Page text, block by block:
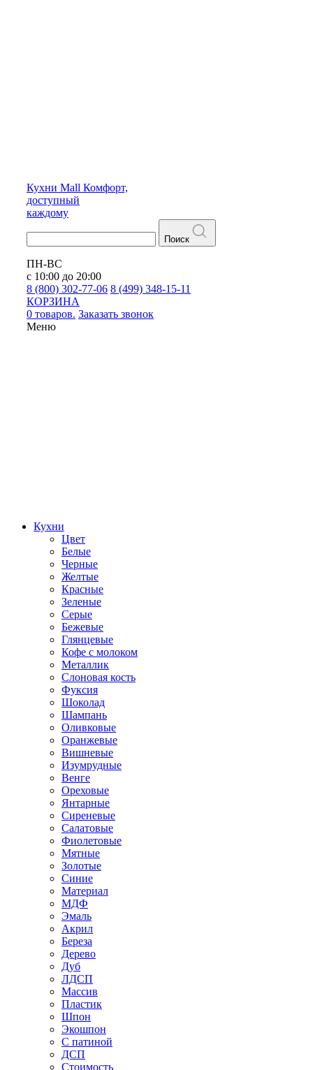
Кухни Mall Комфорт,
доступный
каждому
Поиск
ПН-ВС
с 10:00 до 20:00
8 (800) 302-77-06 8 (499) 348-15-11
КОРЗИНА
0 товаров. Заказать звонок
Меню
Кухни
Цвет
Белые
Черные
Желтые
Красные
Зеленые
Серые
Бежевые
Глянцевые
Кофе с молоком
Металлик
Слоновая кость
Фуксия
Шоколад
Шампань
Оливковые
Оранжевые
Вишневые
Изумрудные
Венге
Ореховые
Янтарные
Сиреневые
Салатовые
Фиолетовые
Мятные
Золотые
Синие
Материал
МДФ
Эмаль
Акрил
Береза
Дерево
Дуб
ЛДСП
Массив
Пластик
Шпон
Экошпон
С патиной
ДСП
Стоимость